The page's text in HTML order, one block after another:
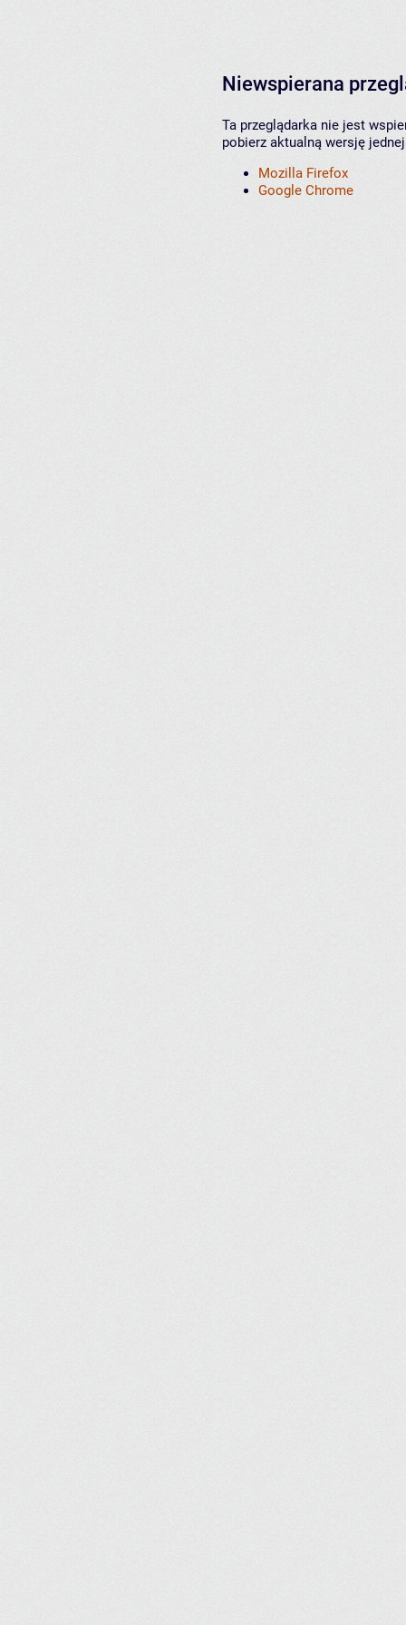
Niewspierana
Ta przeglądarka nie jest
pobierz aktualną wersję
Mozilla Firefox
Google Chrome